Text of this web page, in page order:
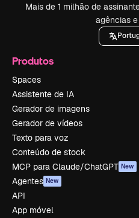
Mais de 1 milhão de
agências
Produtos
Spaces
Assistente de IA
Gerador de imagens
Gerador de vídeos
Texto para voz
Conteúdo de stock
MCP para Claude/ChatGPT New
Agentes New
API
App móvel